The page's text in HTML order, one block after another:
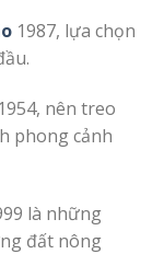
1987, lựa chọn
nên treo
phong cảnh
là những
đất nông